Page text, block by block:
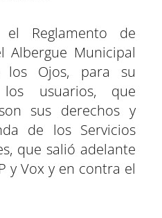
Reglamento de
Albergue Municipal
los Ojos, para su
usuarios, que
sus derechos y
de los Servicios
que salió adelante
y Vox y en contra el